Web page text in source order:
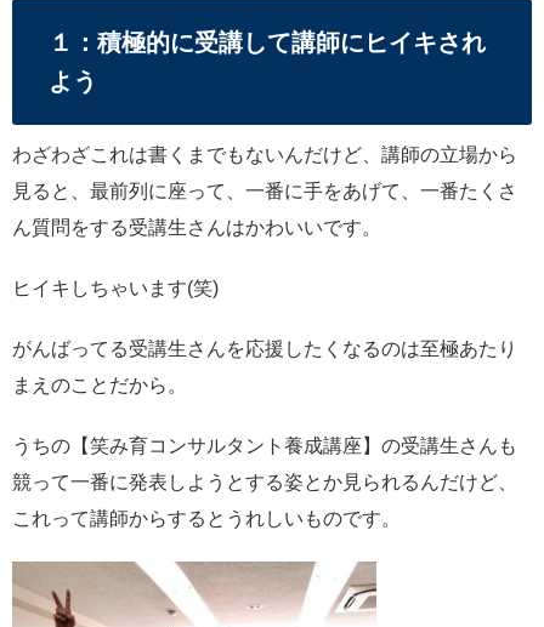
１：積極的に受講して講師にヒイキされ
よう
わざわざこれは書くまでもないんだけど、講師の立場から
見ると、最前列に座って、一番に手をあげて、一番たくさ
ん質問をする受講生さんはかわいいです。
ヒイキしちゃいます(笑)
がんばってる受講生さんを応援したくなるのは至極あたり
まえのことだから。
うちの【笑み育コンサルタント養成講座】の受講生さんも
競って一番に発表しようとする姿とか見られるんだけど、
これって講師からするとうれしいものです。